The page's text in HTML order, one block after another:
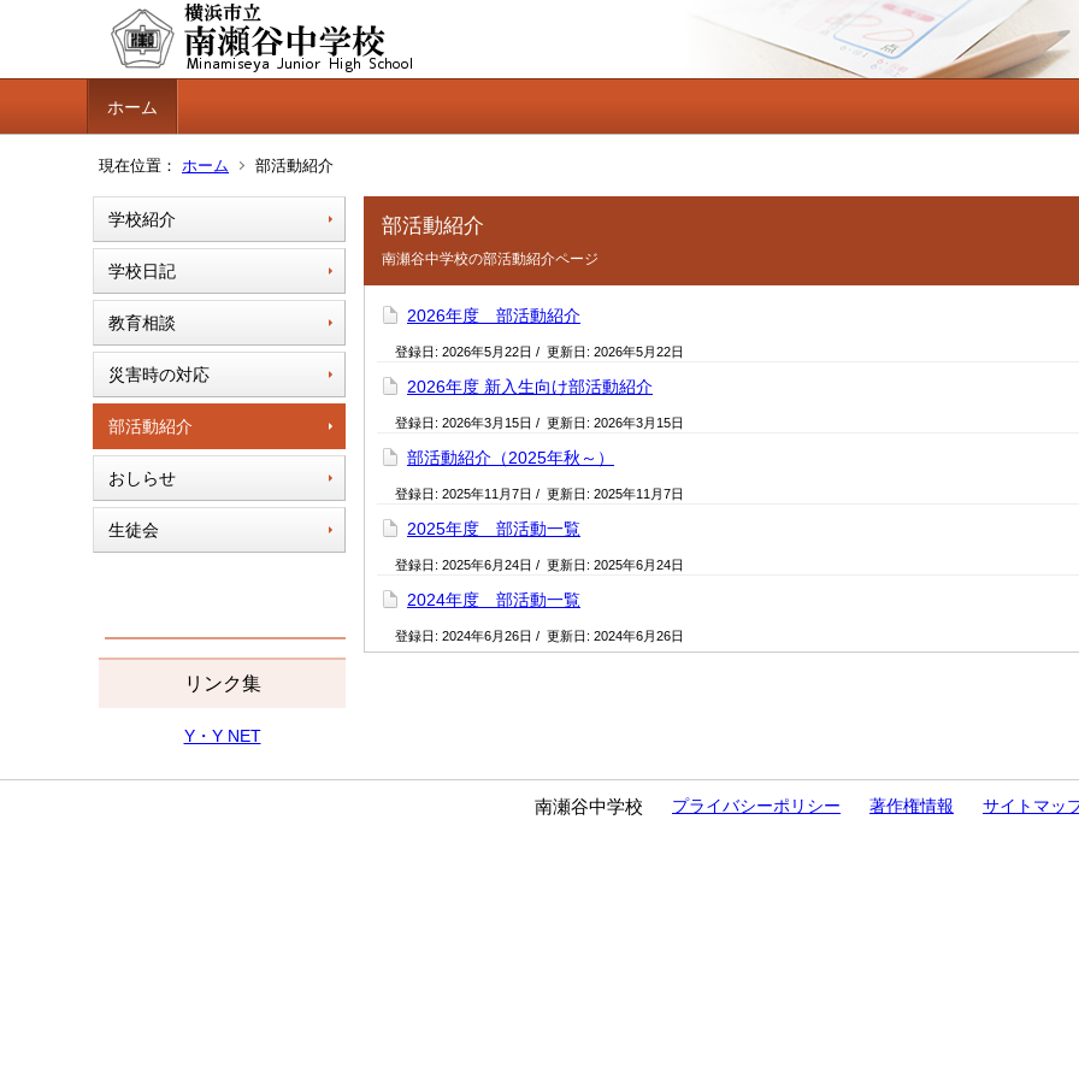
ホーム
現在位置： ホーム 部活動紹介
学校紹介
学校日記
教育相談
災害時の対応
部活動紹介
おしらせ
生徒会
リンク集
Y・Y NET
部活動紹介
南瀬谷中学校の部活動紹介ページ
2026年度 部活動紹介
登録日: 2026年5月22日 / 更新日: 2026年5月22日
2026年度 新入生向け部活動紹介
登録日: 2026年3月15日 / 更新日: 2026年3月15日
部活動紹介（2025年秋～）
登録日: 2025年11月7日 / 更新日: 2025年11月7日
2025年度 部活動一覧
登録日: 2025年6月24日 / 更新日: 2025年6月24日
2024年度 部活動一覧
登録日: 2024年6月26日 / 更新日: 2024年6月26日
南瀬谷中学校 プライバシーポリシー 著作権情報 サイトマッ